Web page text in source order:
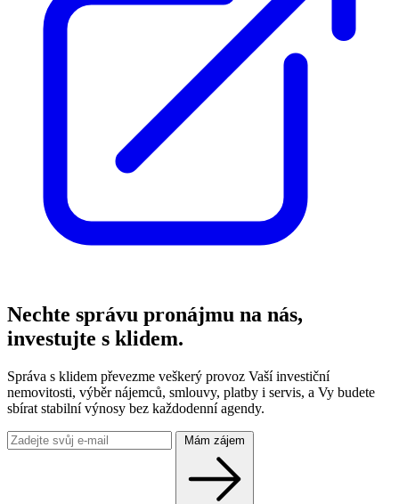
Nechte správu pronájmu na nás,
investujte s klidem.
Správa s klidem převezme veškerý provoz Vaší investiční
nemovitosti, výběr nájemců, smlouvy, platby i servis, a Vy budete
sbírat stabilní výnosy bez každodenní agendy.
Mám zájem